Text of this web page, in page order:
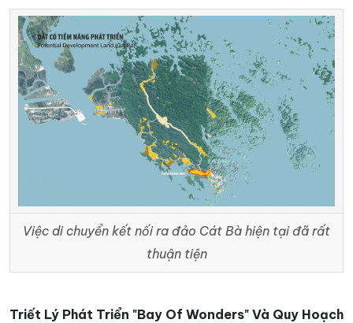
Việc di chuyển kết nối ra đảo Cát Bà hiện tại đã rất
thuận tiện
Triết Lý Phát Triển "Bay Of Wonders" Và Quy Hoạch